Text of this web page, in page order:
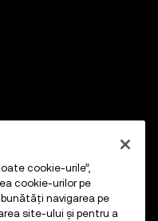
cookie-urile”,
cookie-urilor pe
navigarea pe
site-ului și pentru a